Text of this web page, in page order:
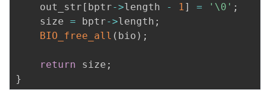
	out_str
[ bptr->length - 1] = '\0' ;
	size
= bptr->length ;
BIO_free_all ( bio ) ;
return size ;
}